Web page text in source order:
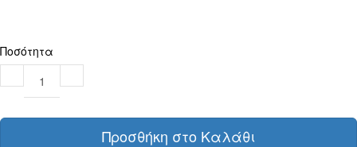
Ποσότητα
Προσθήκη στο Καλάθι